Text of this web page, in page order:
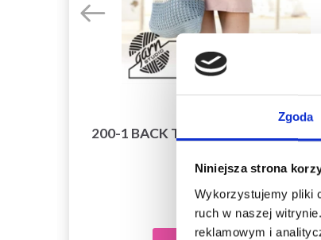
Zgoda
Niniejsza strona
Wykorzystujemy pliki
ruch w naszej
reklamowym i
200-1 BACK TO THE BEACH BY
85,20 zł